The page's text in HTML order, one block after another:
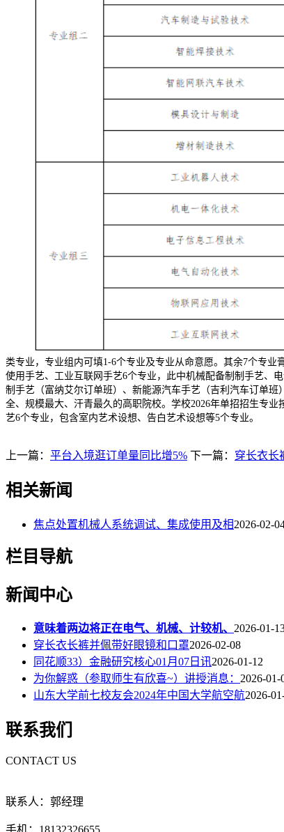
类专业，专业组内可填1-6个专业及专业从命意愿。其余7个专
使用手艺、工业互联网手艺6个专业，此中机械配备制制手艺、
制手艺（富纳艾尔订单班）、新能源汽车手艺（吉利汽车订单
全、规模最大、汗青最久的高职院校。学校2026年单招招生专
艺6个专业，包含室内艺术设想、告白艺术设想等5个专业。
上一篇： 平台入境逛订单量同比增5% 下一篇： 穿长衣长
相关新闻
焦点处置机械人系统调试、集成使用及相2026-02-
栏目导航
新闻中心
意味着两边将正在电气、机械、计较机、 2026-01-
穿长衣长裤并佩带好眼镜和口罩2026-02-08
同花顺33）金融研究核心01月07日讯2026-01-12
为你解惑（参取师生有欣喜~）讲授消息： 2026-01-
山东大学前七校友会2024年中国大学航空航2026-
联系我们
CONTACT US
联系人：郭经理